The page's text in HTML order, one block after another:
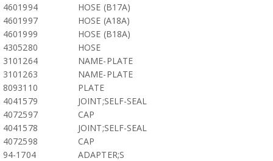
4601994
HOSE (B17A)
4601997
HOSE (A18A)
4601999
HOSE (B18A)
4305280
HOSE
3101264
NAME-PLATE
3101263
NAME-PLATE
8093110
PLATE
4041579
JOINT;SELF-SEAL
4072597
CAP
4041578
JOINT;SELF-SEAL
4072598
CAP
94-1704
ADAPTER;S